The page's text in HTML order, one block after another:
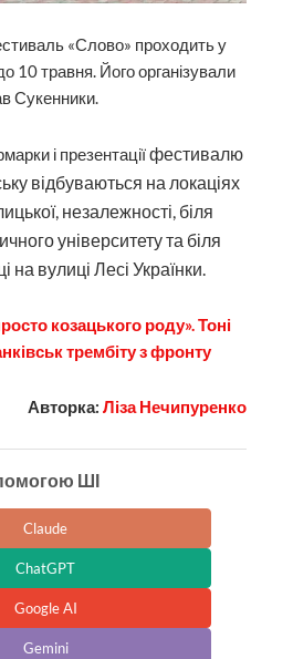
«Слово» проходить у
10 травня. Його організували
Сукенники.
і презентаціїфестивалю
відбуваються на локаціях
незалежності, біля
університету та біля
на вулиці Лесі Українки.
козацького роду». Тоні
трембіту з фронту
Авторка: Ліза Нечипуренко
ШІ
Claude
ChatGPT
Google AI
Gemini